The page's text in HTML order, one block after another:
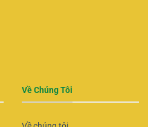
Về Chúng Tôi